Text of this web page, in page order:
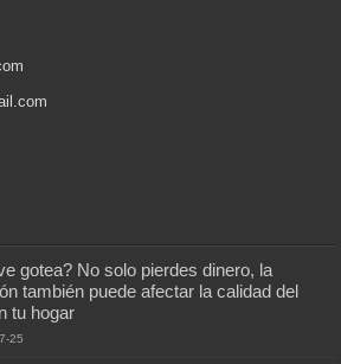
gotea? No solo pierdes dinero, la
también puede afectar la calidad del
tu hogar
25